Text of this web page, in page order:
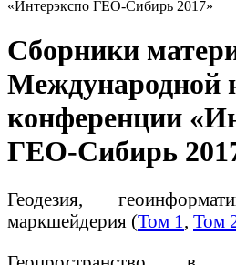
«Интерэкспо ГЕО-Сибирь 2017»
Сборники
Международной
конференции
ГЕО-Сибирь
Геодезия,
маркшейдерия (Том 1 , Том